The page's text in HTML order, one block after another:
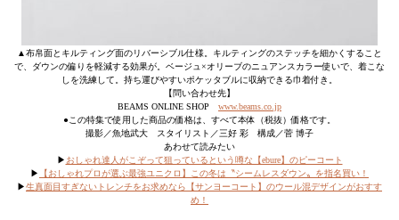
▲布帛面とキルティング面のリバーシブル仕様。キルティングのステッチを細かくすること
で、ダウンの偏りを軽減する効果が。ベージュ×オリーブのニュアンスカラー使いで、着こな
しを洗練して。持ち運びやすいポケッタブルに収納できる巾着付き。
【問い合わせ先】
BEAMS ONLINE SHOP www.beams.co.jp
●この特集で使用した商品の価格は、すべて本体（税抜）価格です。
撮影／魚地武大 スタイリスト／三好 彩 構成／菅 博子
あわせて読みたい
▶︎おしゃれ達人がこぞって狙っているという噂な【ebure】のピーコート
▶︎
【おしゃれプロが選ぶ最強ユニクロ】この冬は〝シームレスダウン〟を指名買い！
▶︎生真面目すぎないトレンチをお求めなら【サンヨーコート】のウール混デザインがおすす
め！